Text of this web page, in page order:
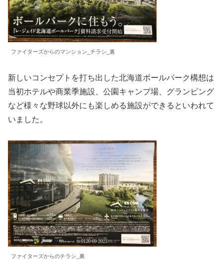
ファイターズからのマンション_チラシ_裏
新しいコンセプトを打ち出した北海道ボールパーク構想は
当初ホテルや商業季施設、公園キャンプ場、グランピング
など様々な野球以外にも楽しめる施設ができるといわれて
いました。
ファイターズからのチラシ_裏